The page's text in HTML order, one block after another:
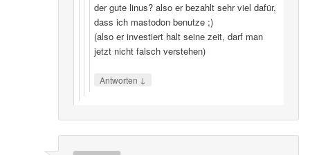
der gute linus? also er bezahlt sehr viel dafür,
dass ich mastodon benutze ;)
(also er investiert halt seine zeit, darf man
jetzt nicht falsch verstehen)
Antworten ↓